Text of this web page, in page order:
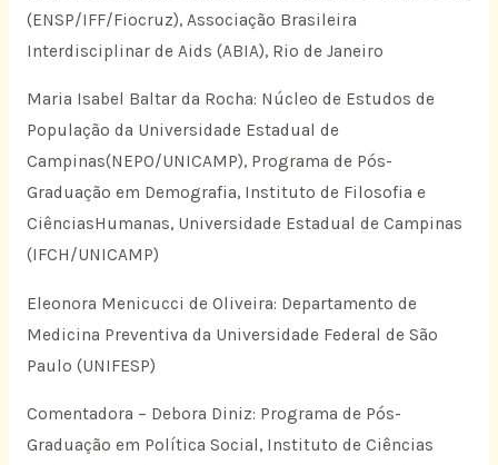
(ENSP/IFF/Fiocruz), Associação Brasileira
Interdisciplinar de Aids (ABIA), Rio de Janeiro
Maria Isabel Baltar da Rocha: Núcleo de Estudos de
População da Universidade Estadual de
Campinas(NEPO/UNICAMP), Programa de Pós-
Graduação em Demografia, Instituto de Filosofia e
CiênciasHumanas, Universidade Estadual de Campinas
(IFCH/UNICAMP)
Eleonora Menicucci de Oliveira: Departamento de
Medicina Preventiva da Universidade Federal de São
Paulo (UNIFESP)
Comentadora – Debora Diniz: Programa de Pós-
Graduação em Política Social, Instituto de Ciências